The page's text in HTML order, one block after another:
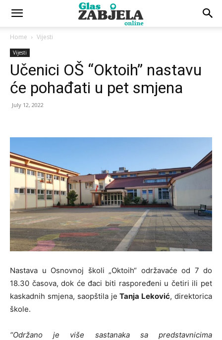
Home Vijesti
Vijesti
Učenici OŠ “Oktoih” nastavu
će pohađati u pet smjena
July 12, 2022
Nastava u Osnovnoj školi „Oktoih“ održavaće od 7 do
18.30 časova, dok će đaci biti raspoređeni u četiri ili pet
kaskadnih smjena, saopštila jeTanja Leković, direktorica
škole.
“Održano je više sastanaka sa predstavnicima